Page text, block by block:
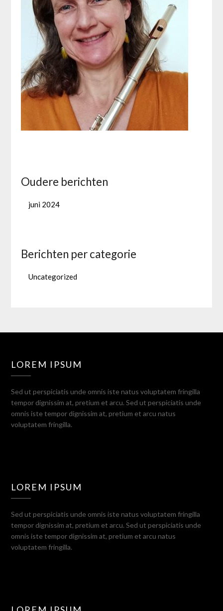
Oudere berichten
juni 2024
Berichten per categorie
Uncategorized
LOREM IPSUM
Sed ut perspiciatis unde omnis iste natus voluptatem fringilla
tempor dignissim at, pretium et arcu. Sed ut perspiciatis unde
omnis iste tempor dignissim at, pretium et arcu natus
voluptatem fringilla.
LOREM IPSUM
Sed ut perspiciatis unde omnis iste natus voluptatem fringilla
tempor dignissim at, pretium et arcu. Sed ut perspiciatis unde
omnis iste tempor dignissim at, pretium et arcu natus
voluptatem fringilla.